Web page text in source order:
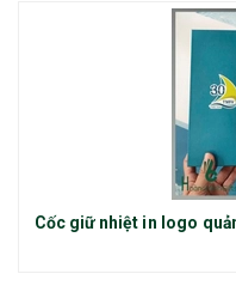
Cốc giữ nhiệt in logo